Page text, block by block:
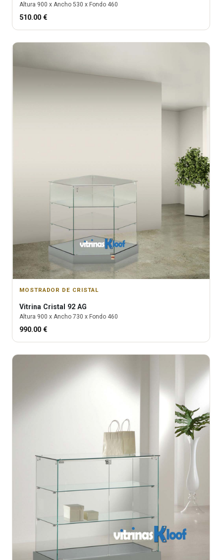
Altura 900 x Ancho 530 x Fondo 460
510.00 €
MOSTRADOR DE CRISTAL
Vitrina Cristal 92 AG
Altura 900 x Ancho 730 x Fondo 460
990.00 €